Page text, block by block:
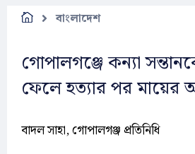
বাংলাদেশ
গোপালগঞ্জে কন্যা
ফেলে হত্যার পর মায়ের
বাদল সাহা, গোপালগঞ্জ প্রতিনিধি